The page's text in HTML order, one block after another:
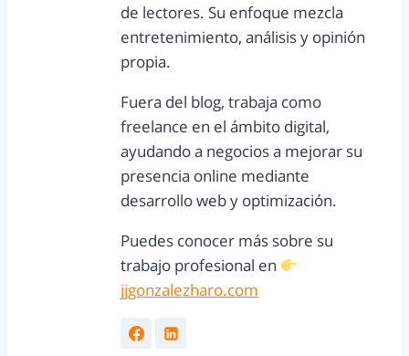
de lectores. Su enfoque mezcla
entretenimiento, análisis y opinión
propia.
Fuera del blog, trabaja como
freelance en el ámbito digital,
ayudando a negocios a mejorar su
presencia online mediante
desarrollo web y optimización.
Puedes conocer más sobre su
trabajo profesional en
jjgonzalezharo.com